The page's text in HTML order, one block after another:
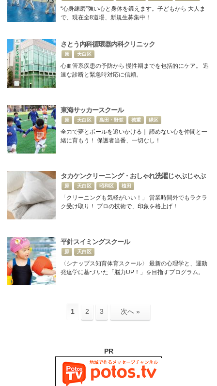
“心身練磨”強い心と身体を鍛えます。子どもから 大人ま
で、現在全8道場、新規生募集中！
さとう内科循環器内科クリニック
原 天白区
心血管系疾患の予防から 慢性期までを包括的にケア。 迅
速な診断と緊急時対応に信頼。
東海サッカースクール
原 天白区 島田・野並 徳重 緑区
全力で夢とボールを追いかける｜ 諦めない心を仲間と一
緒に育もう！ 保護者当番、一切なし！
タカケンクリーニング・おしゃれ洗濯じゃぶじゃぶ
原 天白区 昭和区 植田
「クリーニングも気軽がいい！」 営業時間外でもラクラ
ク受け取り！ プロの技術で、印象を格上げ！
平針スイミングスクール
原 天白区
〈シナップス知育体育スクール〉 最新の心理学と、運動
発達学に基づ いた「脳力UP！」を目指すプログラム。
1 2 3 次へ »
PR